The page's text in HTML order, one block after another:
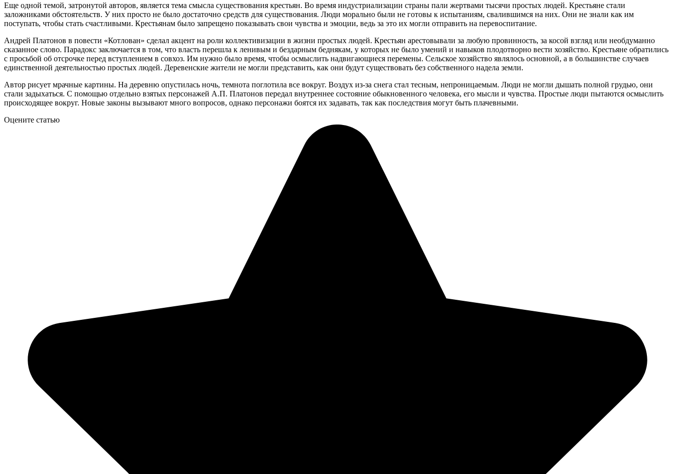
Еще одной темой, затронутой авторов, является тема смысла существования крестьян. Во время индустриализации страны пали жертвами тысячи простых людей. Крестьяне стали
заложниками обстоятельств. У них просто не было достаточно средств для существования. Люди морально были не готовы к испытаниям, свалившимся на них. Они не знали как им
поступать, чтобы стать счастливыми. Крестьянам было запрещено показывать свои чувства и эмоции, ведь за это их могли отправить на перевоспитание.
Андрей Платонов в повести «Котлован» сделал акцент на роли коллективизации в жизни простых людей. Крестьян арестовывали за любую провинность, за косой взгляд или необдуманно
сказанное слово. Парадокс заключается в том, что власть перешла к ленивым и бездарным беднякам, у которых не было умений и навыков плодотворно вести хозяйство. Крестьяне обратились
с просьбой об отсрочке перед вступлением в совхоз. Им нужно было время, чтобы осмыслить надвигающиеся перемены. Сельское хозяйство являлось основной, а в большинстве случаев
единственной деятельностью простых людей. Деревенские жители не могли представить, как они будут существовать без собственного надела земли.
Автор рисует мрачные картины. На деревню опустилась ночь, темнота поглотила все вокруг. Воздух из-за снега стал тесным, непроницаемым. Люди не могли дышать полной грудью, они
стали задыхаться. С помощью отдельно взятых персонажей А.П. Платонов передал внутреннее состояние обыкновенного человека, его мысли и чувства. Простые люди пытаются осмыслить
происходящее вокруг. Новые законы вызывают много вопросов, однако персонажи боятся их задавать, так как последствия могут быть плачевными.
Оцените статью